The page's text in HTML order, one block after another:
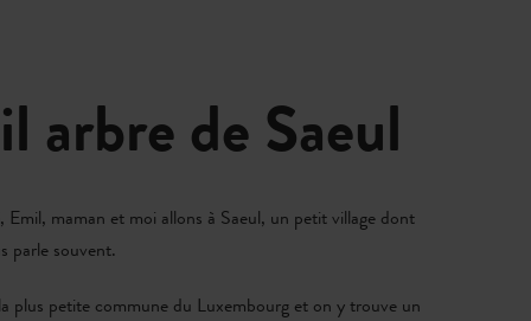
arbre de Saeul
Emil, maman et moi allons à Saeul, un petit village dont
parle souvent.
plus petite commune du Luxembourg et on y trouve un